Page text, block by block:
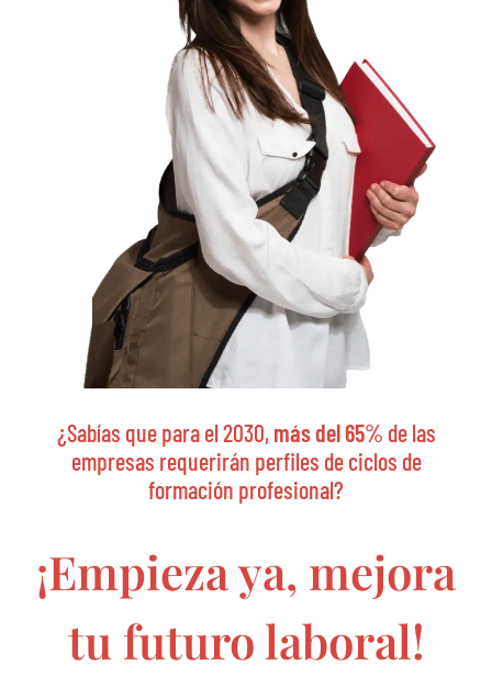
¿Sabías que para el 2030,más del 65% de las
empresas requerirán perfiles de ciclos de
formación profesional?
¡Empieza ya, mejora
tu futuro laboral!